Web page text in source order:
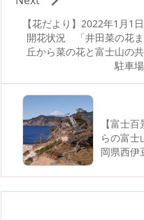
【花だより】2022年1月
開花状況 「井田菜の花
丘から菜の花と富士山の
駐車
【富士
らの富
岡県西伊